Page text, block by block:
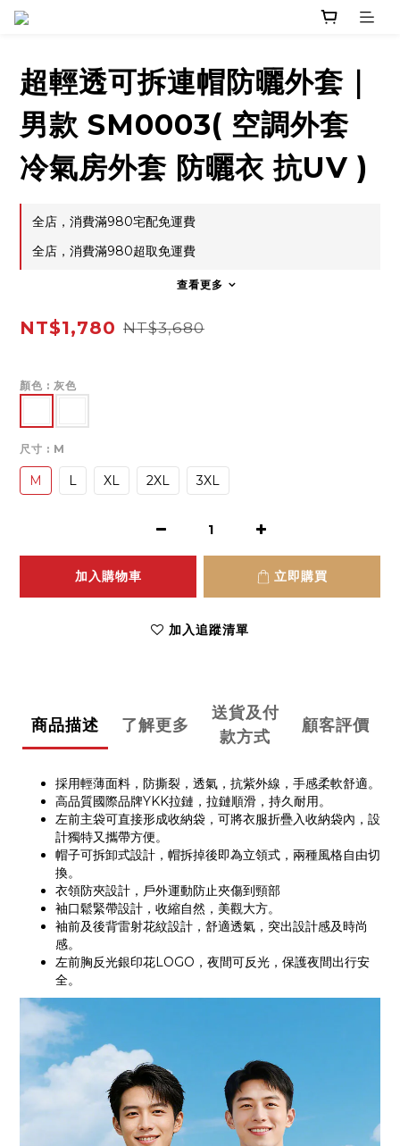
超輕透可拆連帽防曬外套｜
男款 SM0003( 空調外套
冷氣房外套 防曬衣 抗UV )
全店，消費滿980宅配免運費
全店，消費滿980超取免運費
查看更多
NT$1,780 NT$3,680
顏色 : 灰色
尺寸 : M
M L XL 2XL 3XL
加入購物車 立即購買
加入追蹤清單
商品描述 了解更多
送貨及付
款方式
顧客評價
採用輕薄面料，防撕裂，透氣，抗紫外線，手感柔軟舒適。
高品質國際品牌YKK拉鏈，拉鏈順滑，持久耐用。
左前主袋可直接形成收納袋，可將衣服折疊入收納袋內，設
計獨特又攜帶方便。
帽子可拆卸式設計，帽拆掉後即為立領式，兩種風格自由切
換。
衣領防夾設計，戶外運動防止夾傷到頸部
袖口鬆緊帶設計，收縮自然，美觀大方。
袖前及後背雷射花紋設計，舒適透氣，突出設計感及時尚
感。
左前胸反光銀印花LOGO，夜間可反光，保護夜間出行安
全。